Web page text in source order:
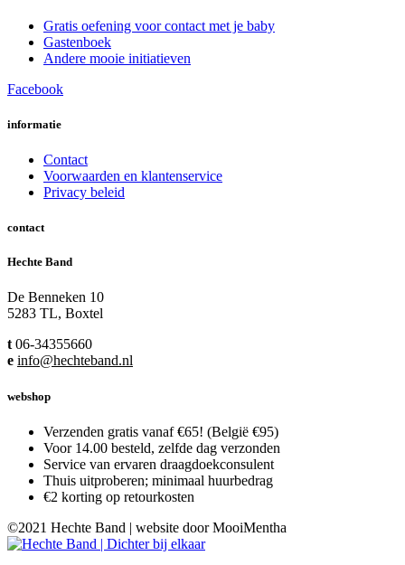
Gratis oefening voor contact met je baby
Gastenboek
Andere mooie initiatieven
Facebook
informatie
Contact
Voorwaarden en klantenservice
Privacy beleid
contact
Hechte Band
De Benneken 10
5283 TL, Boxtel
t06-34355660
e info@hechteband.nl
webshop
Verzenden gratis vanaf €65! (België €95)
Voor 14.00 besteld, zelfde dag verzonden
Service van ervaren draagdoekconsulent
Thuis uitproberen; minimaal huurbedrag
€2 korting op retourkosten
©2021 Hechte Band | website door MooiMentha